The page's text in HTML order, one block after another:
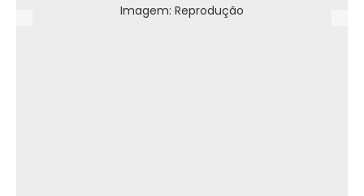
Imagem: Reprodução